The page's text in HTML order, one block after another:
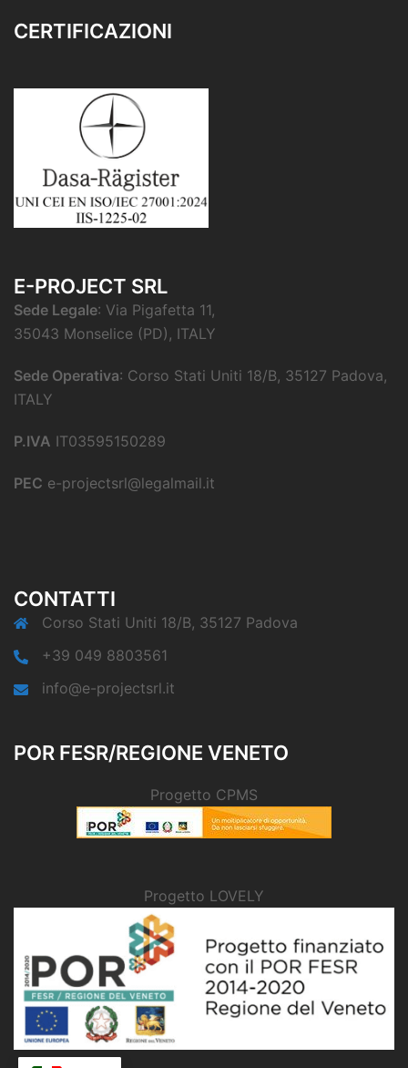
CERTIFICAZIONI
E-PROJECT SRL
Sede Legale: Via Pigafetta 11,
35043 Monselice (PD), ITALY
Sede Operativa: Corso Stati Uniti 18/B, 35127 Padova,
ITALY
P.IVA IT03595150289
PEC e-projectsrl@legalmail.it
CONTATTI
Corso Stati Uniti 18/B, 35127 Padova
+39 049 8803561
info@e-projectsrl.it
POR FESR/REGIONE VENETO
Progetto CPMS
Progetto LOVELY